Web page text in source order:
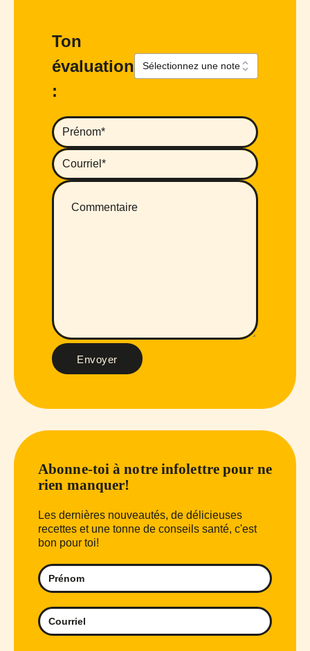
Ton
évaluation
:
Envoyer
Abonne-toi à notre infolettre pour ne
rien manquer!
Les dernières nouveautés, de délicieuses
recettes et une tonne de conseils santé, c'est
bon pour toi!